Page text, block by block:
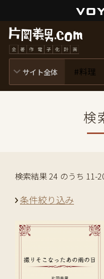
検
検索結果 24 のうち 11-
条件絞り込み